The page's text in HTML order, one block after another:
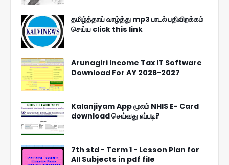
தமிழ்த்தாய் வாழ்த்து mp3 பாடல் பதிவிறக்கம்
செய்ய click this link
Arunagiri Income Tax IT Software
Download For AY 2026-2027
Kalanjiyam App மூலம் NHIS E- Card
download செய்வது எப்படி?
7th std - Term 1 - Lesson Plan for
All Subjects in pdf file